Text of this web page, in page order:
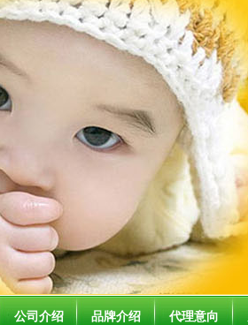
公司介绍 品牌介绍 代理意向